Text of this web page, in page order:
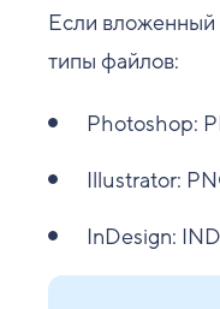
Если вложенный
типы файлов:
Photoshop:
Illustrator:
InDesign: